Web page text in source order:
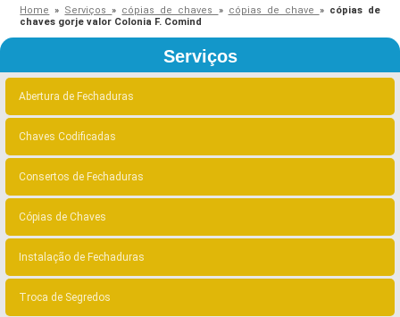
Home » Serviços» cópias de chaves » cópias de chave » cópias de
chaves gorje valor Colonia F. Comind
Serviços
Abertura de Fechaduras
Chaves Codificadas
Consertos de Fechaduras
Cópias de Chaves
Instalação de Fechaduras
Troca de Segredos